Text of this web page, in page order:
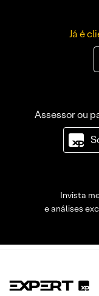
Já é
Assessor ou
Invista
e análises